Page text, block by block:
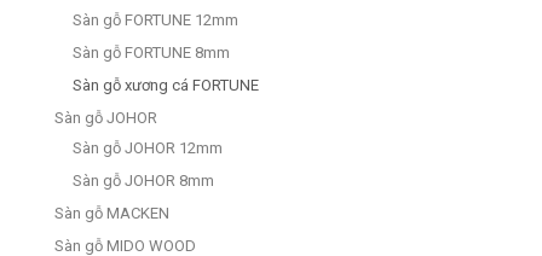
Sàn gỗ FORTUNE 12mm
Sàn gỗ FORTUNE 8mm
Sàn gỗ xương cá FORTUNE
Sàn gỗ JOHOR
Sàn gỗ JOHOR 12mm
Sàn gỗ JOHOR 8mm
Sàn gỗ MACKEN
Sàn gỗ MIDO WOOD